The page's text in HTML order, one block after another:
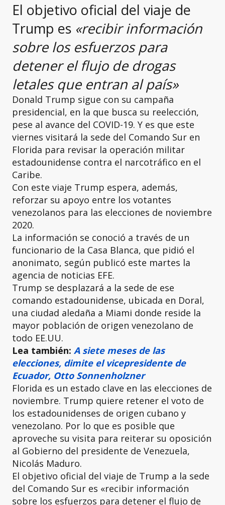
El objetivo oficial del viaje de
Trump es «recibir información
sobre los esfuerzos para
detener el flujo de drogas
letales que entran al país»
Donald Trump sigue con su campaña
presidencial, en la que busca su reelección,
pese al avance del COVID-19. Y es que este
viernes visitará la sede del Comando Sur en
Florida para revisar la operación militar
estadounidense contra el narcotráfico en el
Caribe.
Con este viaje Trump espera, además,
reforzar su apoyo entre los votantes
venezolanos para las elecciones de noviembre
2020.
La información se conoció a través de un
funcionario de la Casa Blanca, que pidió el
anonimato, según publicó este martes la
agencia de noticias EFE.
Trump se desplazará a la sede de ese
comando estadounidense, ubicada en Doral,
una ciudad aledaña a Miami donde reside la
mayor población de origen venezolano de
todo EE.UU.
Lea también: A siete meses de las
elecciones, dimite el vicepresidente de
Ecuador, Otto Sonnenholzner
Florida es un estado clave en las elecciones de
noviembre. Trump quiere retener el voto de
los estadounidenses de origen cubano y
venezolano. Por lo que es posible que
aproveche su visita para reiterar su oposición
al Gobierno del presidente de Venezuela,
Nicolás Maduro.
El objetivo oficial del viaje de Trump a la sede
del Comando Sur es «recibir información
sobre los esfuerzos para detener el flujo de